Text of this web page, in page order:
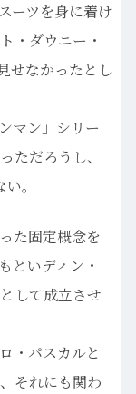
ーツを身に着け
・ダウニー・
せなかったとし
マン」シリー
ただろうし、
。
た固定概念を
といディン・
して成立させ
・パスカルと
それにも関わ